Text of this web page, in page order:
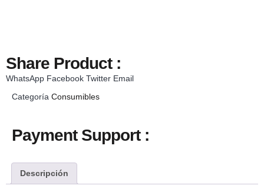
Share Product :
WhatsApp Facebook Twitter Email
Categoría Consumibles
Payment Support :
Descripción